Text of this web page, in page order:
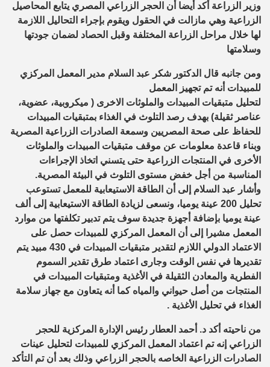
وزير الزراعة أكد أيضا أن الحجر الزراعي المصري يتابع المحاصيل
الزراعية وهي مازالت في الحقول ويقوم بإجراء التحاليل اللازمة
لها خلال مراحل الزراعة المختلفة وقبل الحصاد لضمان جودتها
وسلامتها
ومن جانبه قال الدكتور شكر عبد السلام مدير المعمل المركزي
للمبيدات أنه تم تجهيز المعمل
لتحليل متبقيات المبيدات والملوثات الاخرى ( ميكروبية، عضوية،
عناصر ثقيلة) بهدف رصد التلوث في الغذاء بمتبقيات المبيدات
للحفاظ على صحة المصريين وسمعة الصادرات الزراعية المصرية
وبناء قاعدة معلومات عن موقف متبقيات المبيدات والملوثات
الأخرى في المنتجات الزراعية حتى يتسني اتخاذ الإجراءات
المناسبة من أجل خفض مستوى التلوث في البيئة المصرية.
وأشار عبد السلام إلى أن الطاقة الاستيعابية للمعمل تستوعب
تحليل 200 عينة يوميا، ونسعى لزيادة الطاقة الاستيعابية إلى ألف
عينة يوميا بإضافة أجهزة جديدة سوف يتم تدبير تكلفتها من موارد
المعمل مشيرا إلى أن المعمل المركزي للمبيدات حصل على
الاعتماد الدولي اللازم لتقدير متبقيات المبيدات في 430 مبيد يتم
تقديرها في نفس الوقت وجارى اعتماد طرق تقدير السموم
الفطرية والمعادن الثقيلة في الأغذية ومتبقيات المبيدات في
المنتجات من أصل حيواني والمياه كما أنه يتعاون مع جهاز سلامة
الغذاء في تحليل الأغذية .
من ناحيته أكد د. أحمد العطار رئيس الإدارة المركزية للحجر
الزراعي إنه تم اعتماد المعمل المركزي للمبيدات لتحليل عينات
الصادرات الزراعية الخاصه بالحجر الزراعي وذلك بعد أن تم التأكد